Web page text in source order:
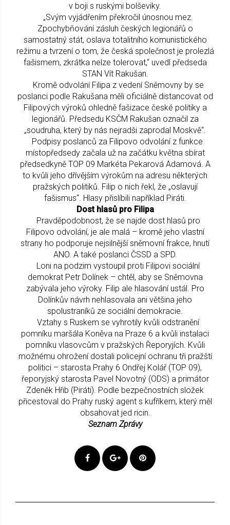
v boji s ruskými bolševiky.
„Svým vyjádřením překročil únosnou mez.
Zpochybňování zásluh českých legionářů o
samostatný stát, oslava totalitního komunistického
režimu a tvrzení o tom, že česká společnost je prolezlá
fašismem, zkrátka nelze tolerovat,“ uvedl předseda
STAN Vít Rakušan.
Kromě odvolání Filipa z vedení Sněmovny by se
poslanci podle Rakušana měli oficiálně distancovat od
Filipových výroků ohledně fašizace české politiky a
legionářů. Předsedu KSČM Rakušan označil za
„soudruha, který by nás nejradši zaprodal Moskvě“.
Podpisy poslanců za Filipovo odvolání z funkce
místopředsedy začala už na začátku května sbírat
předsedkyně TOP 09 Markéta Pekarová Adamová. A
to kvůli jeho dřívějším výrokům na adresu některých
pražských politiků. Filip o nich řekl, že „oslavují
fašismus“. Hlasy přislíbili například Piráti.
Dost hlasů pro Filipa
Pravděpodobnost, že se najde dost hlasů pro
Filipovo odvolání, je ale malá – kromě jeho vlastní
strany ho podporuje nejsilnější sněmovní frakce, hnutí
ANO. A také poslanci ČSSD a SPD.
Loni na podzim vystoupil proti Filipovi sociální
demokrat Petr Dolínek – chtěl, aby se Sněmovna
zabývala jeho výroky. Filip ale hlasování ustál. Pro
Dolínkův návrh nehlasovala ani většina jeho
spolustraníků ze sociální demokracie.
Vztahy s Ruskem se vyhrotily kvůli odstranění
pomníku maršála Koněva na Praze 6 a kvůli instalaci
pomníku vlasovcům v pražských Řeporyjích. Kvůli
možnému ohrožení dostali policejní ochranu tři pražští
politici – starosta Prahy 6 Ondřej Kolář (TOP 09),
řeporyjský starosta Pavel Novotný (ODS) a primátor
Zdeněk Hřib (Piráti). Podle bezpečnostních složek
přicestoval do Prahy ruský agent s kufříkem, který měl
obsahovat jed ricin.
Seznam Zprávy